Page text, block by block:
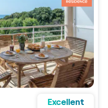
Excellent